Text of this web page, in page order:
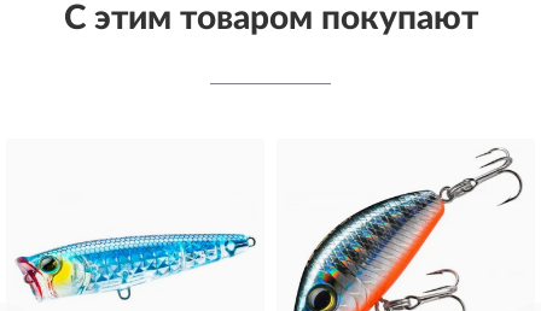
С этим товаром покупают